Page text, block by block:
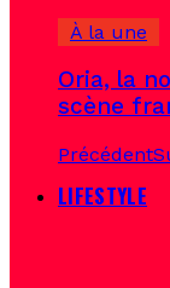
À la une
Oria, la
scène
Précédent
LIFESTYLE